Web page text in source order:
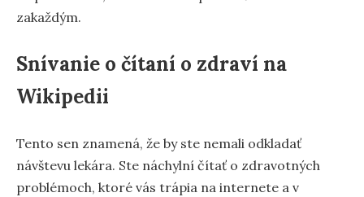
zakaždým.
Snívanie o čítaní o zdraví na
Wikipedii
Tento sen znamená, že by ste nemali odkladať
návštevu lekára. Ste náchylní čítať o zdravotných
problémoch, ktoré vás trápia na internete a v